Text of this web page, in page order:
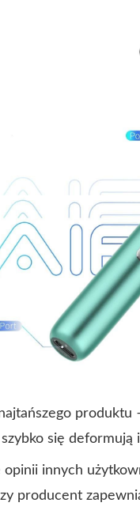
produktu
się deformują
opinii innych
producent